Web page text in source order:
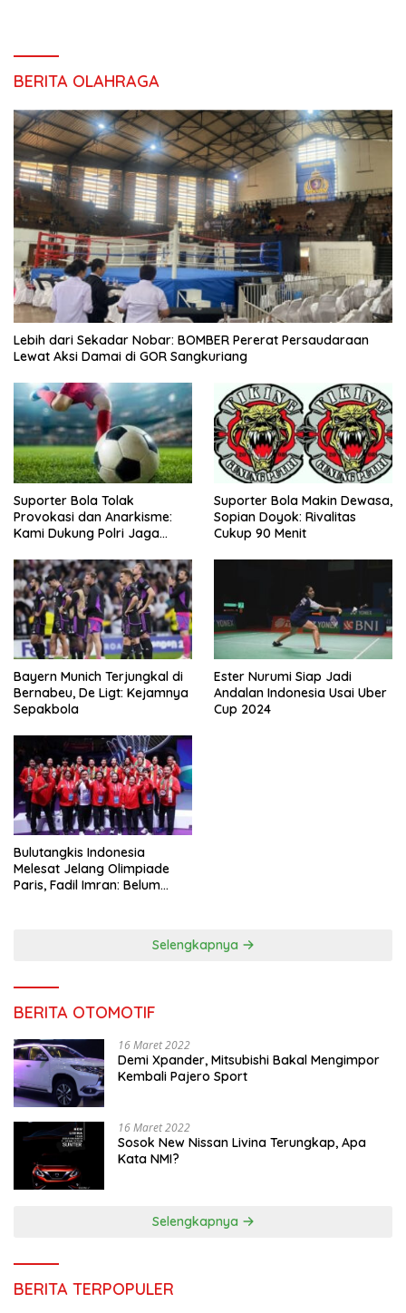
BERITA OLAHRAGA
Lebih dari Sekadar Nobar: BOMBER Pererat Persaudaraan
Lewat Aksi Damai di GOR Sangkuriang
Suporter Bola Tolak
Provokasi dan Anarkisme:
Kami Dukung Polri Jaga
Suporter Bola Makin Dewasa,
Sopian Doyok: Rivalitas
Cukup 90 Menit
Bayern Munich Terjungkal di
Bernabeu, De Ligt: Kejamnya
Sepakbola
Ester Nurumi Siap Jadi
Andalan Indonesia Usai Uber
Cup 2024
Bulutangkis Indonesia
Melesat Jelang Olimpiade
Paris, Fadil Imran: Belum
Selengkapnya
BERITA OTOMOTIF
16 Maret 2022
Demi Xpander, Mitsubishi Bakal Mengimpor
Kembali Pajero Sport
16 Maret 2022
Sosok New Nissan Livina Terungkap, Apa
Kata NMI?
Selengkapnya
BERITA TERPOPULER